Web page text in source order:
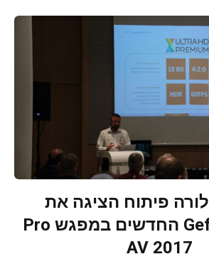
פיתוח הציגה את
פתרונות Gefen החדשים במפגש Pro
AV 2017